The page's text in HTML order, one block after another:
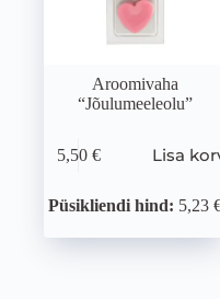
Aroomivaha
“Jõulumeeleolu”
5,50 € Lisa
Püsikliendi hind: 5,23